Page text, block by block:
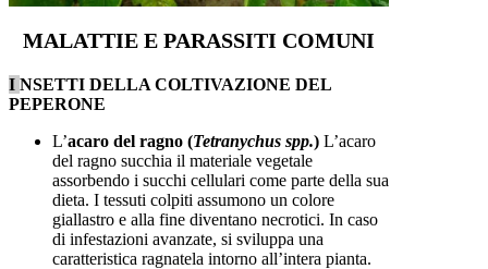
MALATTIE E PARASSITI COMUNI
I NSETTI DELLA COLTIVAZIONE DEL
PEPERONE
L’acaro del ragno (Tetranychus spp.) L’acaro
del ragno succhia il materiale vegetale
assorbendo i succhi cellulari come parte della sua
dieta. I tessuti colpiti assumono un colore
giallastro e alla fine diventano necrotici. In caso
di infestazioni avanzate, si sviluppa una
caratteristica ragnatela intorno all’intera pianta.